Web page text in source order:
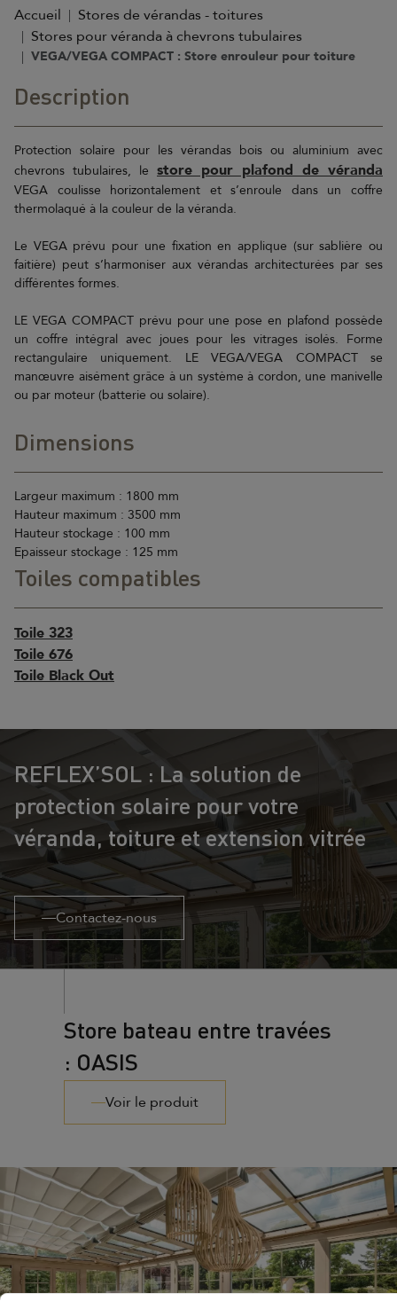
Accueil
Stores de vérandas - toitures
Stores pour véranda à chevrons tubulaires
VEGA/VEGA COMPACT : Store enrouleur pour toiture
Description
Protection solaire pour les vérandas bois ou aluminium avec
chevrons tubulaires, le store pour plafond de véranda
VEGA coulisse horizontalement et s’enroule dans un coffre
thermolaqué à la couleur de la véranda.
Le VEGA prévu pour une fixation en applique (sur sablière ou
faitière) peut s’harmoniser aux vérandas architecturées par ses
différentes formes.
LE VEGA COMPACT prévu pour une pose en plafond possède
un coffre intégral avec joues pour les vitrages isolés. Forme
rectangulaire uniquement. LE VEGA/VEGA COMPACT se
manœuvre aisément grâce à un système à cordon, une manivelle
ou par moteur (batterie ou solaire).
Dimensions
Largeur maximum : 1800 mm
Hauteur maximum : 3500 mm
Hauteur stockage : 100 mm
Epaisseur stockage : 125 mm
Toiles compatibles
Toile 323
Toile 676
Toile Black Out
REFLEX’SOL : La solution de
protection solaire pour votre
véranda, toiture et extension vitrée
Contactez-nous
Store bateau entre travées
: OASIS
Voir le produit